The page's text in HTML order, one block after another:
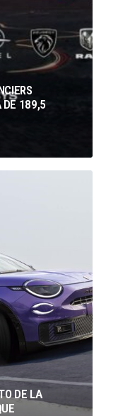
DE 189,5
DE LA